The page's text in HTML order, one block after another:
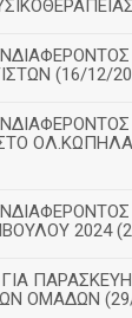
(16/12/
2024
ΟΜΑΔΩΝ